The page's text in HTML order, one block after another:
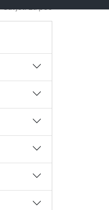
Savjeti za pse